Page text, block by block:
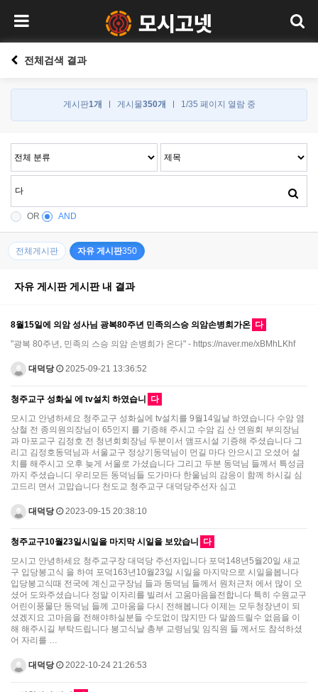
전체검색 결과
게시판1개 게시물350개 1/35 페이지 열람 중
OR AND
전체게시판 자유 게시판350
자유 게시판 게시판 내 결과
8월15일에 의암 성사님 광복80주년 민족의스승 의암손병희가온 다
"광복 80주년, 민족의 스승 의암 손병희가 온다" - https://naver.me/xBMhLKhf
대덕당 2025-09-21 13:36:52
청주교구 성화실 에 tv설치 하였습니 다
모시고 안녕하세요 청주교구 성화실에 tv설치를 9월14일날 하였습니다 수암 염
상철 전 종의원의장님이 65인지 를 기증해 주시고 수암 김 산 연원회 부의장님
과 마포교구 김정호 전 청년회회장님 두분이서 앰프시설 기증해 주셨습니다 그
리고 김정호동덕님과 서울교구 정상기동덕님이 먼길 마다 안으시고 오셨어 설
치를 해주시고 오후 늦게 서울로 가셨습니다 그리고 두분 동덕님 들께서 특성금
까지 주셨습니디 우리모든 동덕님들 도가마다 한울님의 감응이 함께 하시길 심
고드리 면서 고맙습니다 천도교 청주교구 대덕당주선자 심고
대덕당 2023-09-15 20:38:10
청주교구10월23일시일을 마지막 시일을 보았습니 다
모시고 안녕하세요 청주교구장 대덕당 주선자입니다 포덕148년5월20일 새교
구 입당봉고식 을 하여 포덕163년10월23일 시일을 마지막으로 시일을봅니다
입당봉고식때 전국에 계신교구장님 들과 동덕님 들께서 원처근처 에서 많이 오
셨어 도와주셨습니다 정말 이자리를 빌려서 고움마음을전합니다 특히 수원교구
어린이풍물단 동덕님 들께 고마움을 다시 전해봅니다 이제는 모두청장년이 되
셨겠지요 고마음을 전해야하실분들 수도없이 많지만 다 말씀드릴수 없음을 이
해 해주시길 부탁드립니다 봉고식날 총부 교령님및 임직원 들 께서도 참석하셨
어 자리를 …
대덕당 2022-10-24 21:26:53